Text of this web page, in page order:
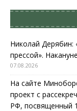
Николай Дерябин:
прессой».
07.08.2026
На сайте
проект с
РФ, посвященный